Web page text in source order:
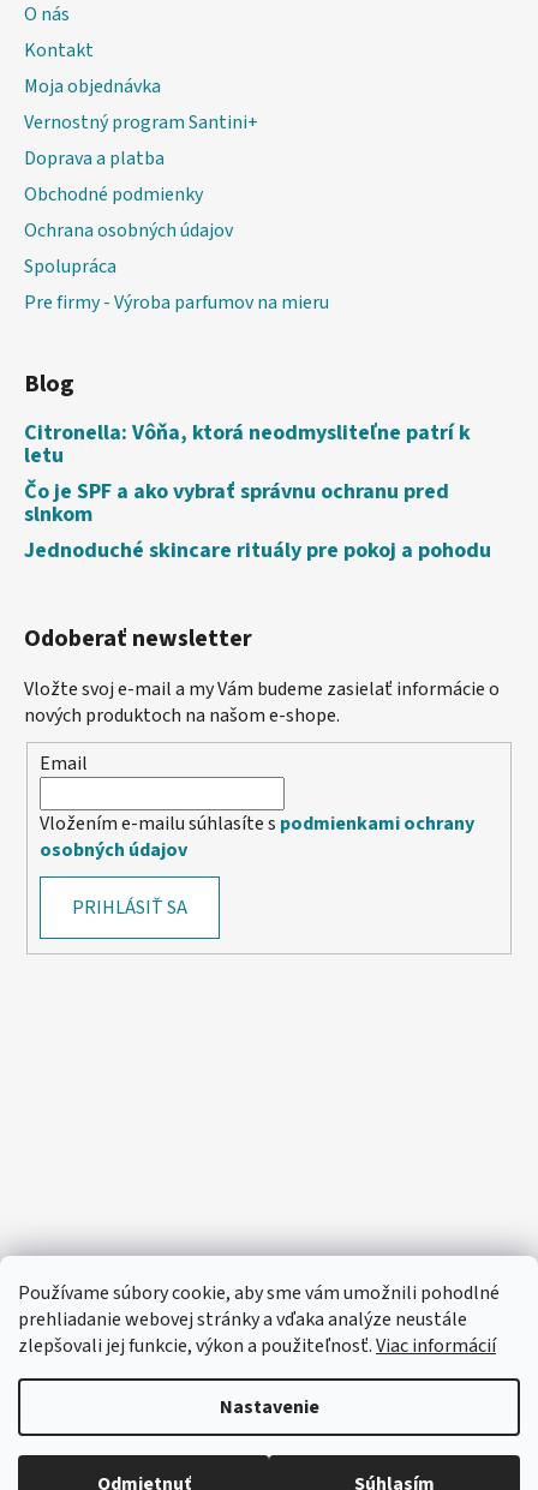
Používame súbory cookie, aby sme vám umožnili pohodlné
prehliadanie webovej stránky a vďaka analýze neustále
zlepšovali jej funkcie, výkon a použiteľnosť.Viac informácií
Nastavenie
Odmietnuť Súhlasím
O nás
Kontakt
Moja objednávka
Vernostný program Santini+
Doprava a platba
Obchodné podmienky
Ochrana osobných údajov
Spolupráca
Pre firmy - Výroba parfumov na mieru
Blog
Citronella: Vôňa, ktorá neodmysliteľne patrí k
letu
Čo je SPF a ako vybrať správnu ochranu pred
slnkom
Jednoduché skincare rituály pre pokoj a pohodu
Odoberať newsletter
Vložte svoj e-mail a my Vám budeme zasielať informácie o
nových produktoch na našom e-shope.
Email
Vložením e-mailu súhlasíte s podmienkami ochrany
osobných údajov
PRIHLÁSIŤ SA